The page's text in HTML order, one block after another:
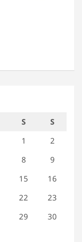
S
S
1
2
8
9
15
16
22
23
29
30